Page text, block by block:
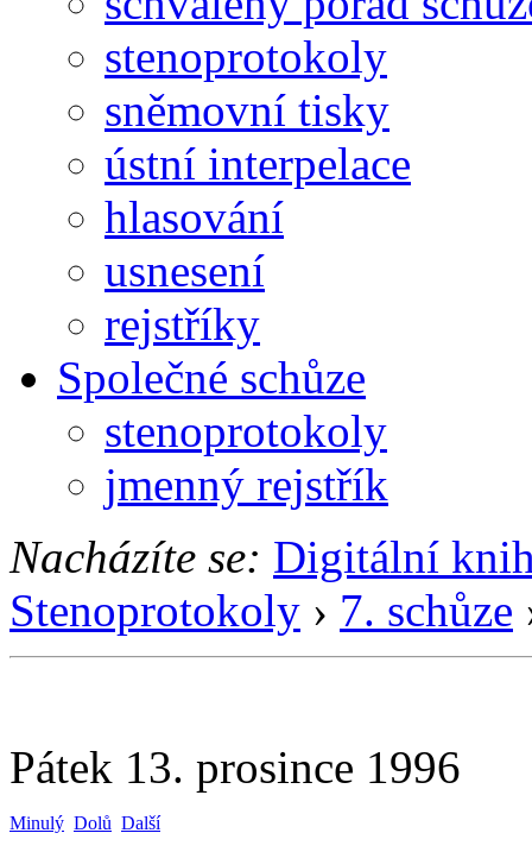
stenoprotokoly
sněmovní tisky
ústní interpelace
hlasování
usnesení
rejstříky
Společné schůze
stenoprotokoly
jmenný rejstřík
Nacházíte se: Digitální
Stenoprotokoly › 7. schůze
Pátek 13. prosince 1996
Minulý Dolů Další